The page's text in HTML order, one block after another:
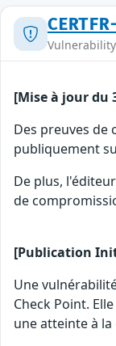
[Mise à jour du
Des preuves de
publiquement
De plus,
de
[Publication
Une
Check Point.
une atteinte à